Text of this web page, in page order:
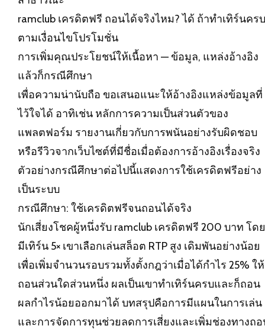
ramclub เครดิตฟรี ถอนได้จริงไหม? ได้ ถ้าทำเทิร์นครบ
ตามเงื่อนไขโปรโมชั่น
การเพิ่มคุณประโยชน์ให้เนื้อหา — ข้อมูล, แหล่งอ้างอิง
แล้วก็กรณีศึกษา
เพื่อความน่านับถือ ขอเสนอแนะให้อ้างอิงแหล่งข้อมูลที่
ไว้ใจได้ อาทิเช่น หลักการความเป็นส่วนตัวของ
แพลตฟอร์ม รายงานเกี่ยวกับการพนันอย่างรับผิดชอบ
หรือรีวิวจากเว็บไซต์ที่มีชื่อเมื่อต้องการอ้างอิงเรื่องจริง
ตัวอย่างกรณีศึกษาต่อไปนี้แสดงการใช้เครดิตฟรีอย่าง
เป็นระบบ
กรณีศึกษา: ใช้เครดิตฟรีจนถอนได้จริง
นักเสี่ยงโชคผู้หนึ่งรับ ramclub เครดิตฟรี 200 บาท โดย
มีเทิร์น 5× เขาเลือกเล่นสล็อต RTP สูง เดิมพันอย่างน้อย
เพื่อเพิ่มจำนวนรอบรวมทั้งตั้งกฎว่าเมื่อได้กำไร 25% ให้
ถอนส่วนใดส่วนหนึ่ง ผลเป็นเขาทำเทิร์นครบและก็ถอน
ผลกำไรน้อยออกมาได้ บทสรุปคือการมีแผนในการเล่น
และการจัดการทุนช่วยลดการเสี่ยงและเพิ่มช่องทางถ